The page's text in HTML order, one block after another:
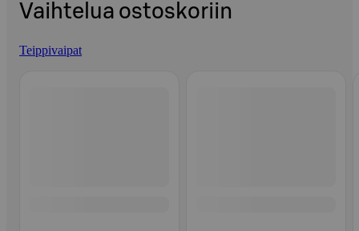
Vaihtelua ostoskoriin
Teippivaipat